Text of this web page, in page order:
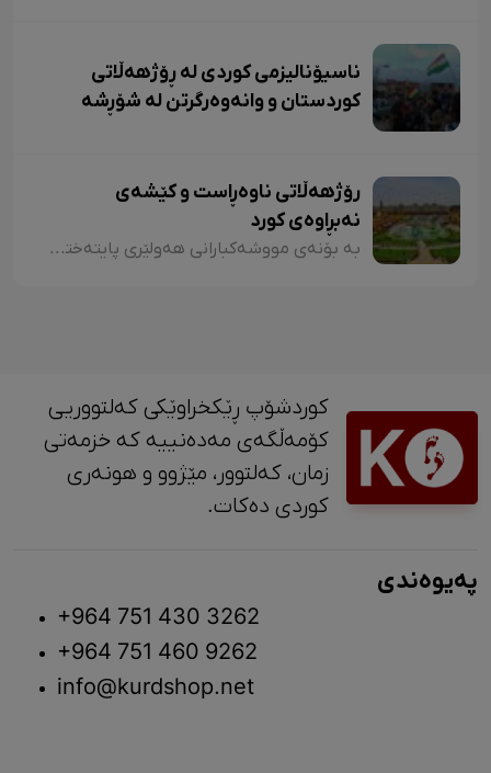
ناسیۆنالیزمی کوردی لە ڕۆژهەڵاتی
کوردستان و وانەوەرگرتن لە شۆڕشە
رۆژهەڵاتی ناوەڕاست و کێشەی
نەبڕاوەی کورد
بە بۆنەی مووشەکبارانی هەولێری پایتەختی کوردستانەوە
کوردشۆپ ڕێکخراوێکی کەلتووریی
کۆمەڵگەی مەدەنییە کە خزمەتی
زمان، کەلتوور، مێژوو و ‎هونەری
کوردی دەکات.
پەیوەندی
+964 751 430 3262
+964 751 460 9262
info@kurdshop.net